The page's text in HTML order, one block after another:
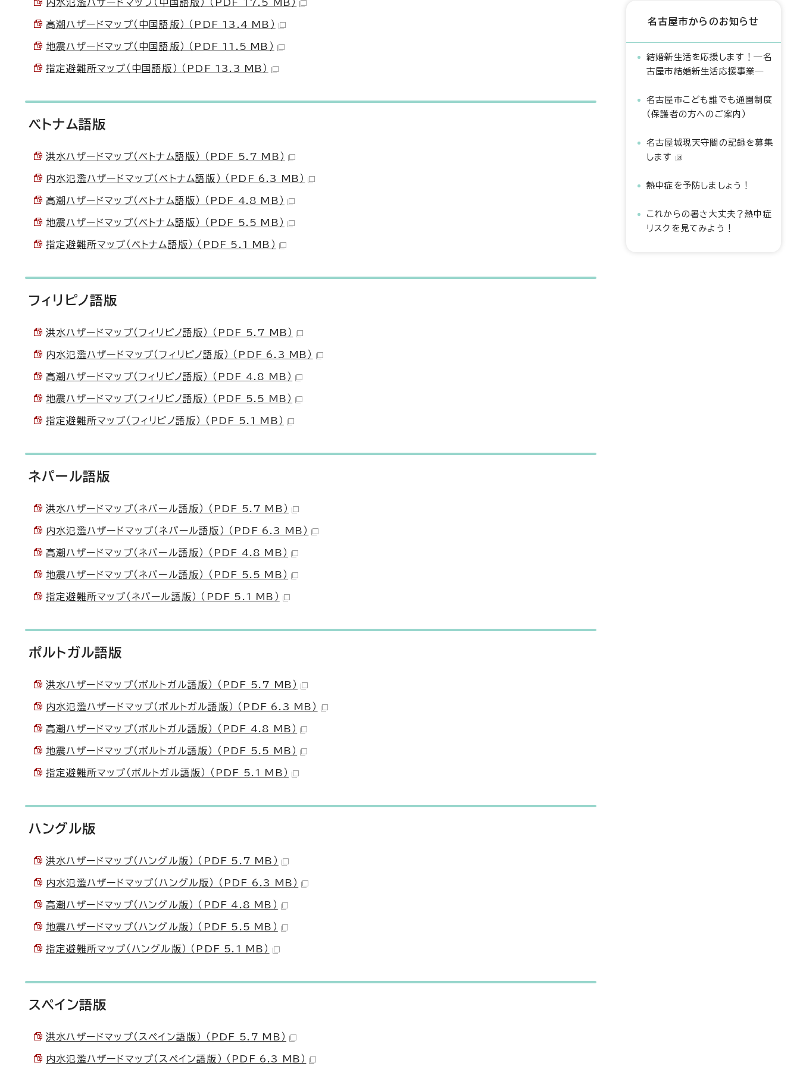
内水氾濫ハザードマップ（中国語版） （PDF 17.5 MB）
高潮ハザードマップ（中国語版） （PDF 13.4 MB）
地震ハザードマップ（中国語版） （PDF 11.5 MB）
指定避難所マップ（中国語版） （PDF 13.3 MB）
ベトナム語版
洪水ハザードマップ（ベトナム語版） （PDF 5.7 MB）
内水氾濫ハザードマップ（ベトナム語版） （PDF 6.3 MB）
高潮ハザードマップ（ベトナム語版） （PDF 4.8 MB）
地震ハザードマップ（ベトナム語版） （PDF 5.5 MB）
指定避難所マップ（ベトナム語版） （PDF 5.1 MB）
フィリピノ語版
洪水ハザードマップ（フィリピノ語版） （PDF 5.7 MB）
内水氾濫ハザードマップ（フィリピノ語版） （PDF 6.3 MB）
高潮ハザードマップ（フィリピノ語版） （PDF 4.8 MB）
地震ハザードマップ（フィリピノ語版） （PDF 5.5 MB）
指定避難所マップ（フィリピノ語版） （PDF 5.1 MB）
ネパール語版
洪水ハザードマップ（ネパール語版） （PDF 5.7 MB）
内水氾濫ハザードマップ（ネパール語版） （PDF 6.3 MB）
高潮ハザードマップ（ネパール語版） （PDF 4.8 MB）
地震ハザードマップ（ネパール語版） （PDF 5.5 MB）
指定避難所マップ（ネパール語版） （PDF 5.1 MB）
ポルトガル語版
洪水ハザードマップ（ポルトガル語版） （PDF 5.7 MB）
内水氾濫ハザードマップ（ポルトガル語版） （PDF 6.3 MB）
高潮ハザードマップ（ポルトガル語版） （PDF 4.8 MB）
地震ハザードマップ（ポルトガル語版） （PDF 5.5 MB）
指定避難所マップ（ポルトガル語版） （PDF 5.1 MB）
ハングル版
洪水ハザードマップ（ハングル版） （PDF 5.7 MB）
内水氾濫ハザードマップ（ハングル版） （PDF 6.3 MB）
高潮ハザードマップ（ハングル版） （PDF 4.8 MB）
地震ハザードマップ（ハングル版） （PDF 5.5 MB）
指定避難所マップ（ハングル版） （PDF 5.1 MB）
スペイン語版
洪水ハザードマップ（スペイン語版） （PDF 5.7 MB）
内水氾濫ハザードマップ（スペイン語版） （PDF 6.3 MB）
名古屋市からのお知らせ
結婚新生活を応援します！―名
古屋市結婚新生活応援事業―
名古屋市こども誰でも通園制度
（保護者の方へのご案内）
名古屋城現天守閣の記録を募集
します
熱中症を予防しましょう！
これからの暑さ大丈夫？熱中症
リスクを見てみよう！